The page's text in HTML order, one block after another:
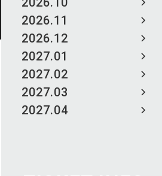
2026.11
2026.12
2027.01
2027.02
2027.03
2027.04